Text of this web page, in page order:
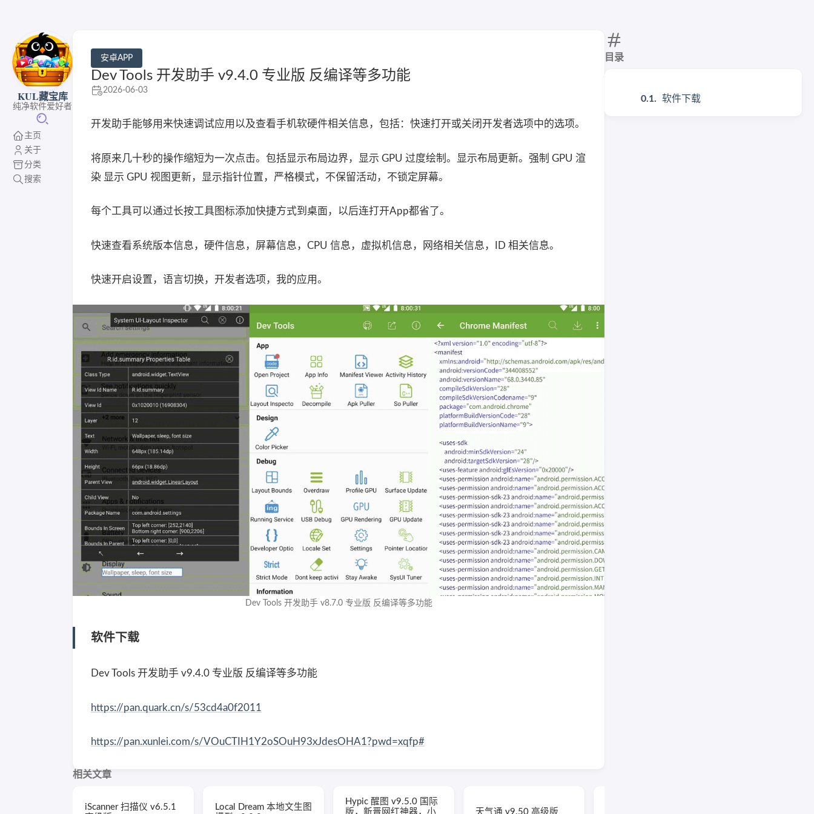
KUL藏宝库
纯净软件爱好者
主页
关于
分类
搜索
目录
软件下载
安卓APP
Dev Tools 开发助手 v9.4.0 专业版 反编译等多功能
2026-06-03
开发助手能够用来快速调试应用以及查看手机软硬件相关信息，包括：快速打开或关闭开发者选项中的选项。
将原来几十秒的操作缩短为一次点击。包括显示布局边界，显示 GPU 过度绘制。显示布局更新。强制 GPU 渲
染 显示 GPU 视图更新，显示指针位置，严格模式，不保留活动，不锁定屏幕。
每个工具可以通过长按工具图标添加快捷方式到桌面，以后连打开App都省了。
快速查看系统版本信息，硬件信息，屏幕信息，CPU 信息，虚拟机信息，网络相关信息，ID 相关信息。
快速开启设置，语言切换，开发者选项，我的应用。
Dev Tools 开发助手 v8.7.0 专业版 反编译等多功能
软件下载
Dev Tools 开发助手 v9.4.0 专业版 反编译等多功能
https://pan.quark.cn/s/53cd4a0f2011
https://pan.xunlei.com/s/VOuCTIH1Y2oSOuH93xJdesOHA1?pwd=xqfp#
相关文章
iScanner 扫描仪 v6.5.1
Local Dream 本地文生图
Hypic 醒图 v9.5.0 国际
版，新晋网红神器，小
天气通 v9.50 高级版